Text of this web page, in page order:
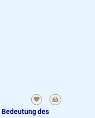
Bedeutung des